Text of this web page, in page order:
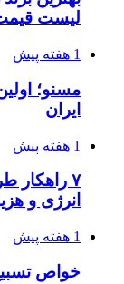
لیست قیمت
1 هفته پیش
مسنو؛
ایران
1 هفته پیش
۷
انرژی و
1 هفته پیش
خواص